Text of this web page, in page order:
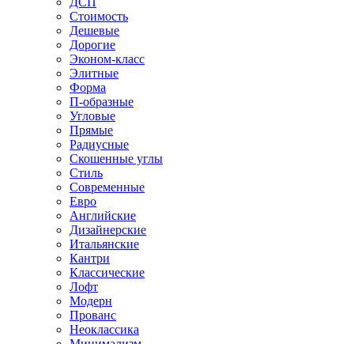
Стоимость
Дешевые
Дорогие
Эконом-класс
Элитные
Форма
П-образные
Угловые
Прямые
Радиусные
Скошенные углы
Стиль
Современные
Евро
Английские
Дизайнерские
Итальянские
Кантри
Классические
Лофт
Модерн
Прованс
Неоклассика